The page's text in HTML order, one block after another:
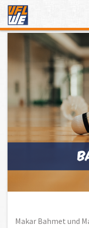
Überspringe den Content
Makar Bahmet und